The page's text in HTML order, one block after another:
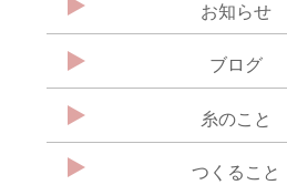
お知らせ
ブログ
糸のこと
つくること